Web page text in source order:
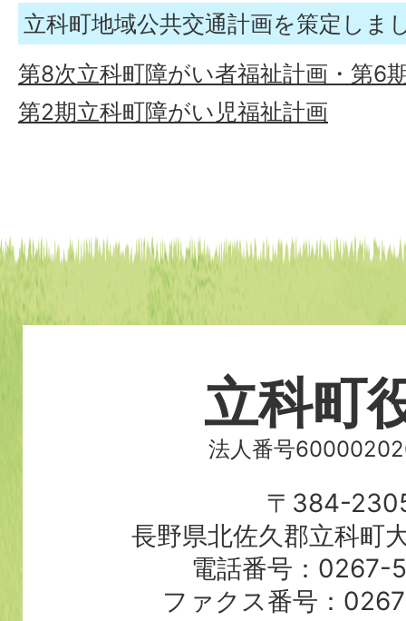
立科町地域公共交通計画を策定しま
第8次立科町障がい者福祉計画・第6
第2期立科町障がい児福祉計画
立科町
法人番号
〒384-
長野県北佐久郡立科町
電話番号：0267-
ファクス番号：